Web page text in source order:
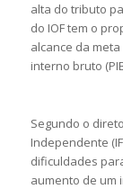
alta do tributo
do IOF tem o
alcance da
interno bruto
Segundo o
Independente
dificuldades
aumento de um